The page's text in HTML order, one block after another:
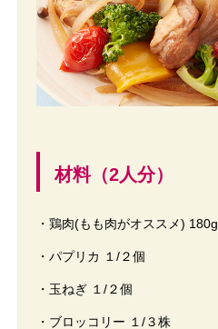
材料（2人分）
・鶏肉(もも肉がオススメ) 180g
・パプリカ １/２個
・玉ねぎ １/２個
・ブロッコリー １/３株